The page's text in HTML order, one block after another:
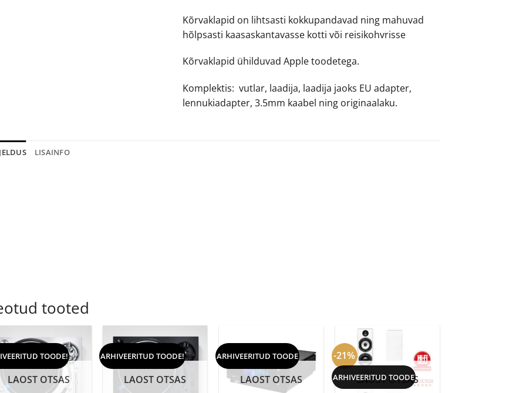
Kõrvaklapid on lihtsasti kokkupandavad ning mahuvad
hõlpsasti kaasaskantavasse kotti või reisikohvrisse
Kõrvaklapid ühilduvad Apple toodetega.
Komplektis: vutlar, laadija, laadija jaoks EU adapter,
lennukiadapter, 3.5mm kaabel ning originaalaku.
LISAINFO
tooted
TOODE!
LAOST OTSAS
ARHIVEERITUD TOODE!
LAOST OTSAS
ARHIVEERITUD TOODE
LAOST OTSAS
-21%
ARHIVEERITUD TOODE
LAOST OTSAS